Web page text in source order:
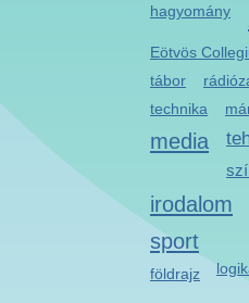
hagyomány
Eötvös
tábor
technika
media
irodalom
sport
földrajz